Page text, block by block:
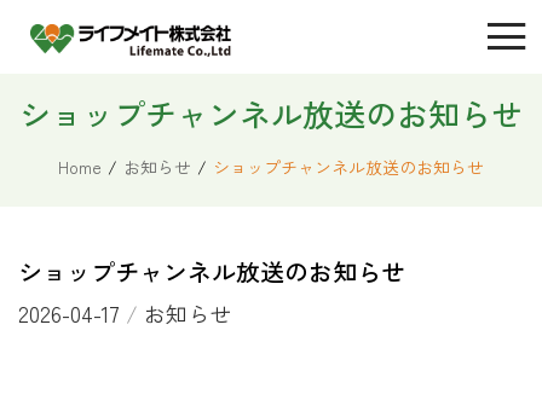
ショップチャンネル放送のお知らせ
Home / お知らせ / ショップチャンネル放送のお知らせ
ショップチャンネル放送のお知らせ
2026-04-17 / お知らせ